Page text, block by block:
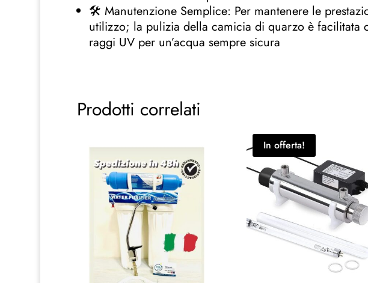
🛠️ Manutenzione Semplice: Per mantenere le
utilizzo; la pulizia della camicia di quarzo è facilitata
raggi UV per un’acqua sempre sicura
Prodotti correlati
In offerta!